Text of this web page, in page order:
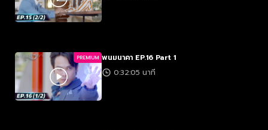
PREMIUM พนมนาคา EP.16 Part 1
0:32:05 นาที